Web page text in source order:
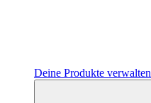
Deine Produkte verwalten